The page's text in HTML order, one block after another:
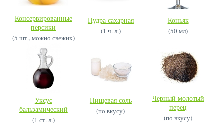
Консервированные
персики
(5 шт., можно свежих)
Пудра сахарная
(1 ч. л.)
Коньяк
(50 мл)
Уксус
бальзамический
(1 ст. л.)
Пищевая соль
(по вкусу)
Черный молотый
перец
(по вкусу)